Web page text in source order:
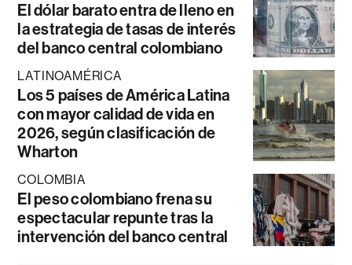
El dólar barato entra de lleno en
la estrategia de tasas de interés
del banco central colombiano
LATINOAMÉRICA
Los 5 países de América Latina
con mayor calidad de vida en
2026, según clasificación de
Wharton
COLOMBIA
El peso colombiano frena su
espectacular repunte tras la
intervención del banco central